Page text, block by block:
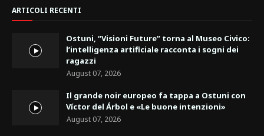
ARTICOLI RECENTI
Ostuni, “Visioni Future” torna al Museo Civico:
l’intelligenza artificiale racconta i sogni dei
ragazzi
August 07, 2026
Il grande noir europeo fa tappa a Ostuni con
Víctor del Árbol e «Le buone intenzioni»
August 07, 2026